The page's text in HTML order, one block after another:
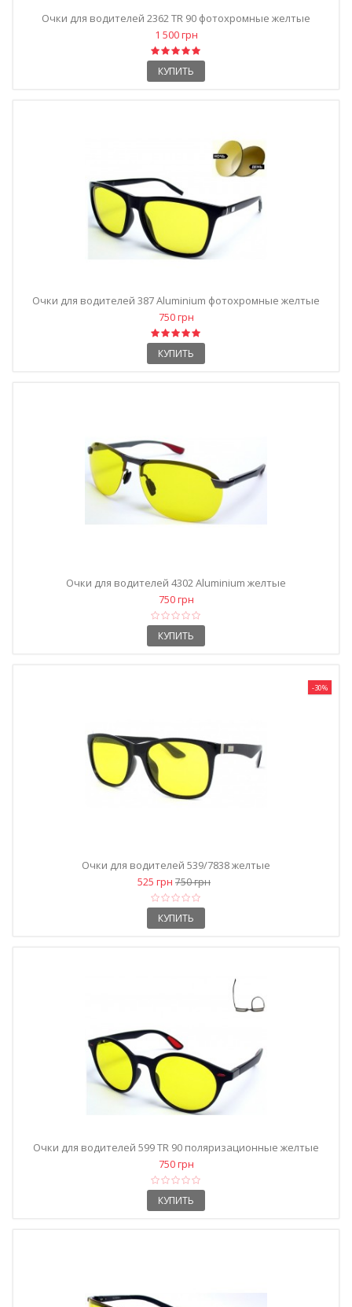
Очки для водителей 2362 TR 90 фотохромные желтые
1 500 грн
КУПИТЬ
Очки для водителей 387 Aluminium фотохромные желтые
750 грн
КУПИТЬ
Очки для водителей 4302 Aluminium желтые
750 грн
КУПИТЬ
-30%
Очки для водителей 539/7838 желтые
525 грн 750 грн
КУПИТЬ
Очки для водителей 599 TR 90 поляризационные желтые
750 грн
КУПИТЬ